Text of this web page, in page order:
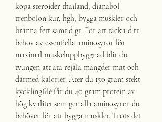
kopa steroider thailand, dianabol
trenbolon kur, hgh, bygga muskler och
bränna fett samtidigt. För att täcka ditt
behov av essentiella aminosyror för
maximal muskeluppbyggnad blir du
tvungen att äta rejäla mängder mat och
därmed kalorier. Äter du 150 gram stekt
kycklingfilé får du 40 gram protein av
hög kvalitet som ger alla aminosyror du
behöver för att bygga muskler. Trots det